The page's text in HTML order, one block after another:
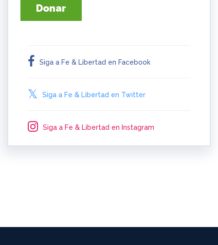
Donar
Siga a Fe & Libertad en Facebook
Siga a Fe & Libertad en Twitter
Siga a Fe & Libertad en Instagram